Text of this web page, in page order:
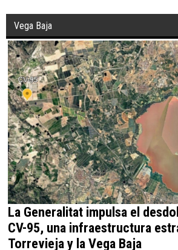
Vega Baja
La Generalitat impulsa el
CV-95, una infraestructura
Torrevieja y la Vega Baja